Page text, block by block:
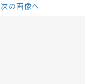
次の画像へ